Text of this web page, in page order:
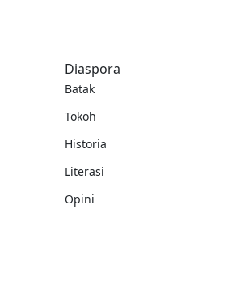
Diaspora
Batak
Tokoh
Historia
Literasi
Opini